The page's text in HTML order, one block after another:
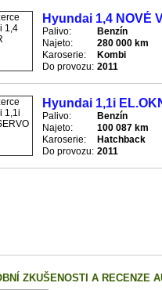
Hyundai 1,4 NOVÉ
Palivo:
Benzín
Najeto:
280 000 km
Karoserie:
Kombi
Do provozu: 2011
Hyundai 1,1i
Palivo:
Benzín
Najeto:
100 087 km
Karoserie:
Hatchback
Do provozu: 2011
ZKUŠENOSTI A RECENZE